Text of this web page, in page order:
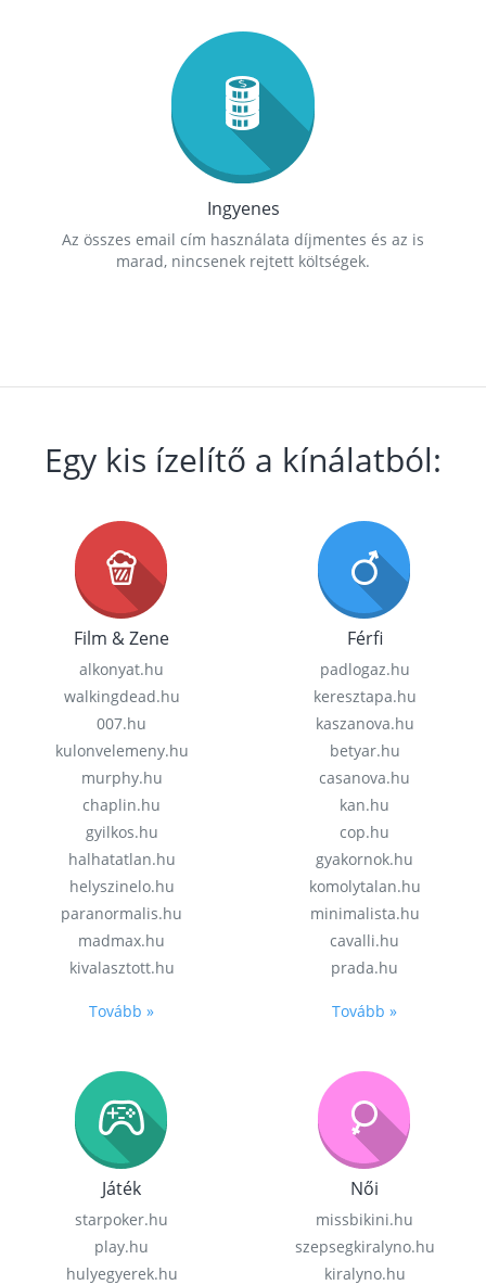
Ingyenes
Az összes email cím használata díjmentes és az is
marad, nincsenek rejtett költségek.
Egy kis ízelítő a kínálatból:
Film & Zene
alkonyat.hu
walkingdead.hu
007.hu
kulonvelemeny.hu
murphy.hu
chaplin.hu
gyilkos.hu
halhatatlan.hu
helyszinelo.hu
paranormalis.hu
madmax.hu
kivalasztott.hu
Tovább »
Férfi
padlogaz.hu
keresztapa.hu
kaszanova.hu
betyar.hu
casanova.hu
kan.hu
cop.hu
gyakornok.hu
komolytalan.hu
minimalista.hu
cavalli.hu
prada.hu
Tovább »
Játék
starpoker.hu
play.hu
hulyegyerek.hu
Női
missbikini.hu
szepsegkiralyno.hu
kiralyno.hu